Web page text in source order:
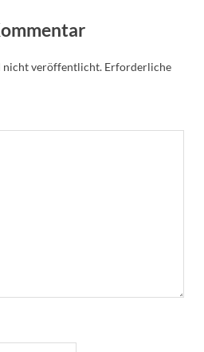
nicht veröffentlicht. Erforderliche